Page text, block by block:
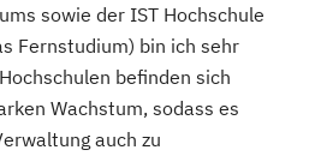
sowie der IST Hochschule
Fernstudium) bin ich sehr
befinden sich
Wachstum, sodass es
auch zu